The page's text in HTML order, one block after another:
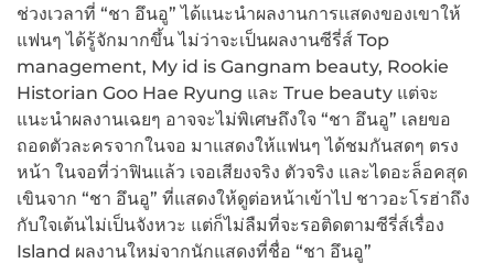
ช่วงเวลาที่ “ชา อึนอู” ได้แนะนำผลงานการแสดงของเขาให้
แฟนๆ ได้รู้จักมากขึ้น ไม่ว่าจะเป็นผลงานซีรี่ส์ Top
management, My id is Gangnam beauty, Rookie
Historian Goo Hae Ryung และ True beauty แต่จะ
แนะนำผลงานเฉยๆ อาจจะไม่พิเศษถึงใจ “ชา อึนอู” เลยขอ
ถอดตัวละครจากในจอ มาแสดงให้แฟนๆ ได้ชมกันสดๆ ตรง
หน้า ในจอที่ว่าฟินแล้ว เจอเสียงจริง ตัวจริง และไดอะล็อคสุด
เขินจาก “ชา อึนอู” ที่แสดงให้ดูต่อหน้าเข้าไป ชาวอะโรฮ่าถึง
กับใจเต้นไม่เป็นจังหวะ แต่ก็ไม่ลืมที่จะรอติดตามซีรี่ส์เรื่อง
Island ผลงานใหม่จากนักแสดงที่ชื่อ “ชา อึนอู”